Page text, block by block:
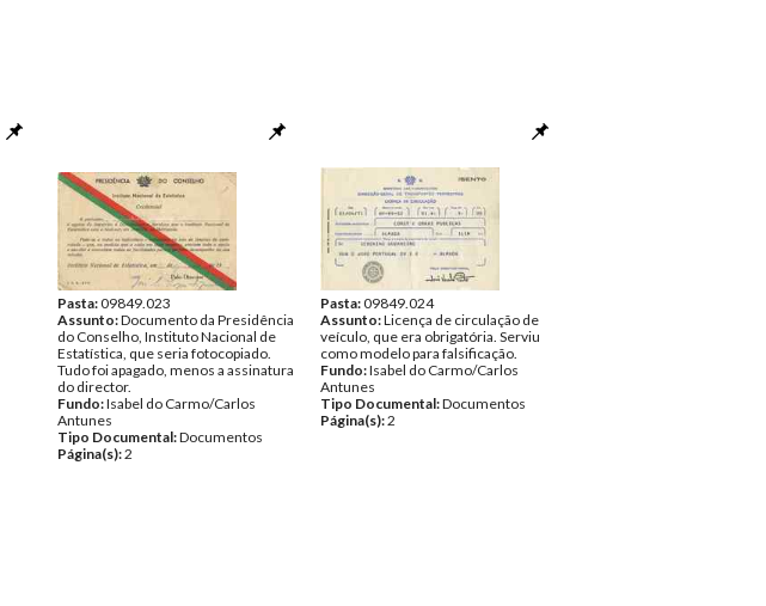
Pasta:09849.023
Assunto:Documento da Presidência
do Conselho, Instituto Nacional de
Estatística, que seria fotocopiado.
Tudo foi apagado, menos a assinatura
do director.
Fundo:Isabel do Carmo/Carlos
Antunes
Tipo Documental:Documentos
Página(s):2
Pasta:09849.024
Assunto:Licença de circulação de
veículo, que era obrigatória. Serviu
como modelo para falsificação.
Fundo:Isabel do Carmo/Carlos
Antunes
Tipo Documental:Documentos
Página(s):2